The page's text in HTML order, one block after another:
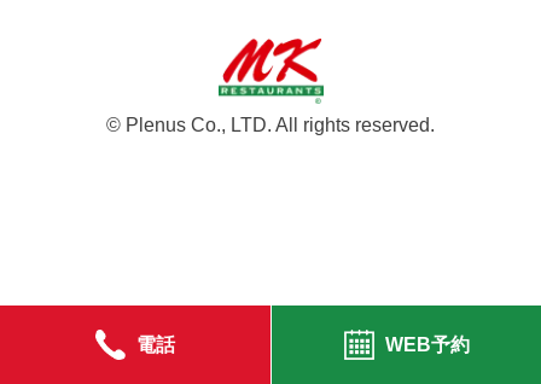
© Plenus Co., LTD. All rights reserved.
電話 WEB予約